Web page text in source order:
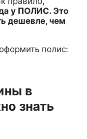
у ПОЛИС. Это
дешевле, чем
полис:
в
знать